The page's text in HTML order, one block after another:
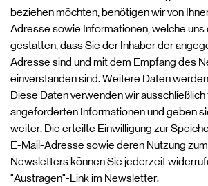
beziehen möchten, benötigen wir von
Adresse sowie Informationen, welche uns
gestatten, dass Sie der Inhaber der
Adresse sind und mit dem Empfang des
einverstanden sind. Weitere Daten
Diese Daten verwenden wir
angeforderten Informationen und geben
weiter. Die erteilte Einwilligung zur
E-Mail-Adresse sowie deren Nutzung
Newsletters können Sie jederzeit
"Austragen"-Link im Newsletter.